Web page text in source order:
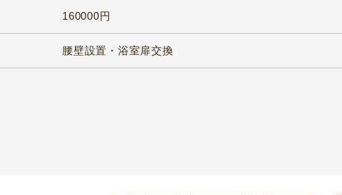
160000円
腰壁設置・浴室扉交換